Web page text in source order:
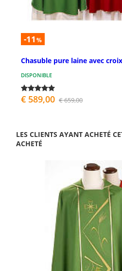
-11 %
Chasuble pure laine avec
DISPONIBLE
€ 589,00 € 659,00
LES CLIENTS AYANT ACHETÉ
ACHETÉ